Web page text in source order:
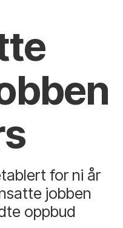
for ni år
jobben
oppbud